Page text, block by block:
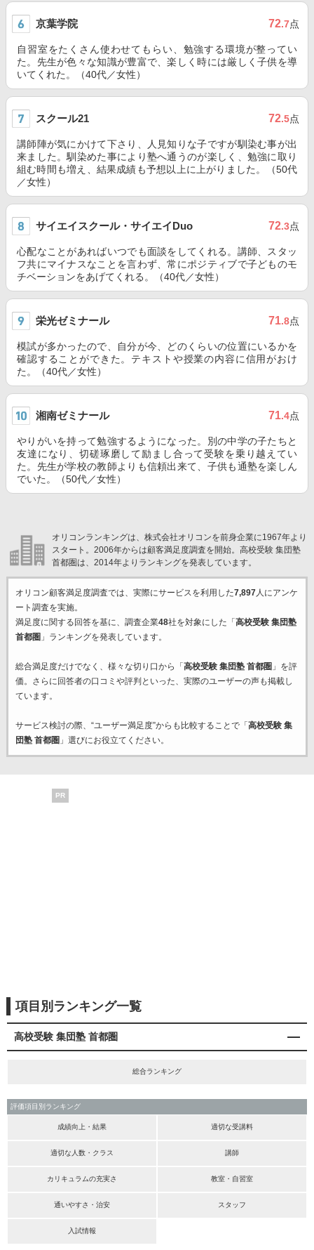
京葉学院 72.7点
自習室をたくさん使わせてもらい、勉強する環境が整ってい
た。先生が色々な知識が豊富で、楽しく時には厳しく子供を導
いてくれた。（40代／女性）
スクール21 72.5点
講師陣が気にかけて下さり、人見知りな子ですが馴染む事が出
来ました。馴染めた事により塾へ通うのが楽しく、勉強に取り
組む時間も増え、結果成績も予想以上に上がりました。（50代
／女性）
サイエイスクール・サイエイDuo 72.3点
心配なことがあればいつでも面談をしてくれる。講師、スタッ
フ共にマイナスなことを言わず、常にポジティブで子どものモ
チベーションをあげてくれる。（40代／女性）
栄光ゼミナール 71.8点
模試が多かったので、自分が今、どのくらいの位置にいるかを
確認することができた。テキストや授業の内容に信用がおけ
た。（40代／女性）
湘南ゼミナール 71.4点
やりがいを持って勉強するようになった。別の中学の子たちと
友達になり、切磋琢磨して励まし合って受験を乗り越えてい
た。先生が学校の教師よりも信頼出来て、子供も通塾を楽しん
でいた。（50代／女性）
オリコンランキングは、株式会社オリコンを前身企業に1967年より
スタート。2006年からは顧客満足度調査を開始。高校受験 集団塾
首都圏は、2014年よりランキングを発表しています。
オリコン顧客満足度調査では、実際にサービスを利用した7,897人にアンケ
ート調査を実施。
満足度に関する回答を基に、調査企業48社を対象にした「 高校受験 集団塾
首都圏 」ランキングを発表しています。
総合満足度だけでなく、様々な切り口から「 高校受験 集団塾 首都圏 」を評
価。さらに回答者の口コミや評判といった、実際のユーザーの声も掲載し
ています。
サービス検討の際、“ユーザー満足度”からも比較することで「 高校受験 集
団塾 首都圏 」選びにお役立てください。
PR
項目別ランキング一覧
高校受験 集団塾 首都圏
総合ランキング
評価項目別ランキング
成績向上・結果 適切な受講料
適切な人数・クラス 講師
カリキュラムの充実さ 教室・自習室
通いやすさ・治安 スタッフ
入試情報